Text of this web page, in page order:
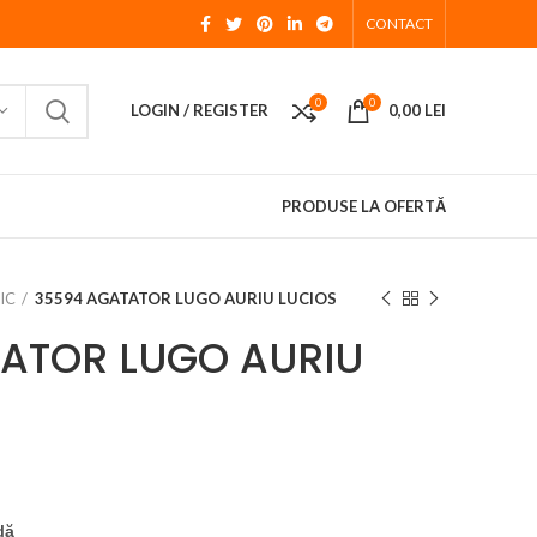
CONTACT
LOGIN / REGISTER 0 0 0,00 LEI
PRODUSE LA OFERTĂ
35594 AGATATOR LUGO AURIU LUCIOS
LUGO AURIU